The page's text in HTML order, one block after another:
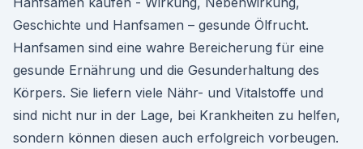
Geschichte und Hanfsamen – gesunde Ölfrucht.
Hanfsamen sind eine wahre Bereicherung für eine
gesunde Ernährung und die Gesunderhaltung des
Körpers. Sie liefern viele Nähr- und Vitalstoffe und
sind nicht nur in der Lage, bei Krankheiten zu helfen,
sondern können diesen auch erfolgreich vorbeugen.